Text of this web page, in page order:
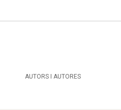
AUTORS I AUTORES